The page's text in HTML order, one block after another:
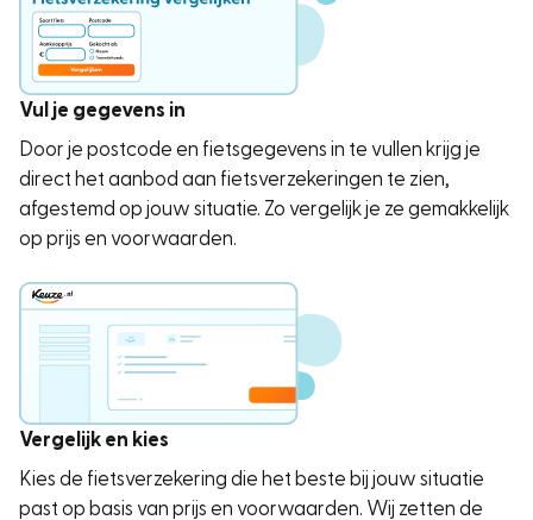
Vul je gegevens in
Door je postcode en fietsgegevens in te vullen krijg je
direct het aanbod aan fietsverzekeringen te zien,
afgestemd op jouw situatie. Zo vergelijk je ze gemakkelijk
op prijs en voorwaarden.
Vergelijk en kies
Kies de fietsverzekering die het beste bij jouw situatie
past op basis van prijs en voorwaarden. Wij zetten de